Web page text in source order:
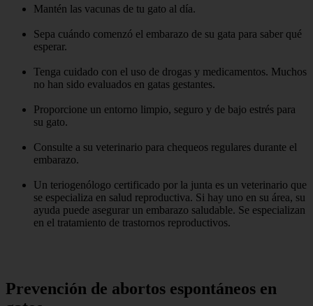
Mantén las vacunas de tu gato al día.
Sepa cuándo comenzó el embarazo de su gata para saber qué
esperar.
Tenga cuidado con el uso de drogas y medicamentos. Muchos
no han sido evaluados en gatas gestantes.
Proporcione un entorno limpio, seguro y de bajo estrés para
su gato.
Consulte a su veterinario para chequeos regulares durante el
embarazo.
Un teriogenólogo certificado por la junta es un veterinario que
se especializa en salud reproductiva. Si hay uno en su área, su
ayuda puede asegurar un embarazo saludable. Se especializan
en el tratamiento de trastornos reproductivos.
Prevención de abortos espontáneos en